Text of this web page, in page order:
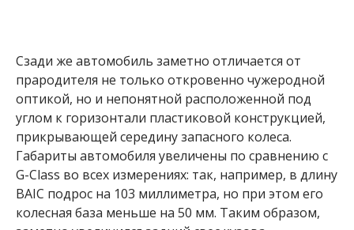
Сзади же автомобиль заметно отличается от
прародителя не только откровенно чужеродной
оптикой, но и непонятной расположенной под
углом к горизонтали пластиковой конструкцией,
прикрывающей середину запасного колеса.
Габариты автомобиля увеличены по сравнению с
G-Сlass во всех измерениях: так, например, в длину
BAIC подрос на 103 миллиметра, но при этом его
колесная база меньше на 50 мм. Таким образом,